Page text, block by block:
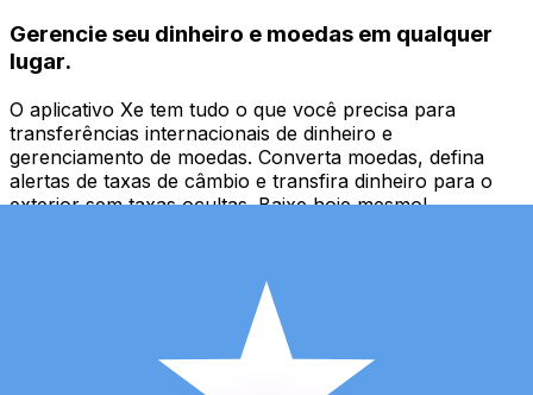
Gerencie seu dinheiro e moedas em qualquer
lugar.
O aplicativo Xe tem tudo o que você precisa para
transferências internacionais de dinheiro e
gerenciamento de moedas. Converta moedas, defina
alertas de taxas de câmbio e transfira dinheiro para o
exterior sem taxas ocultas. Baixe hoje mesmo!